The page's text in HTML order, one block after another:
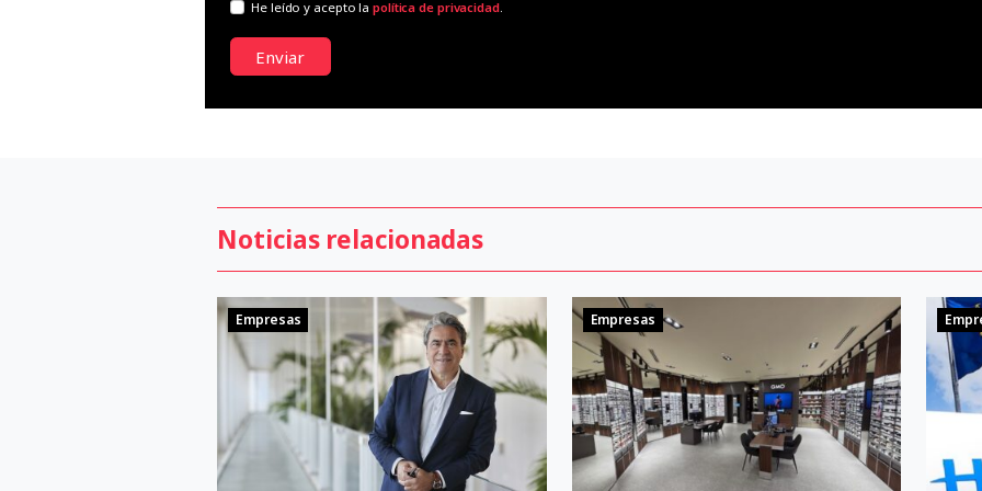
He leído y acepto lapolítica de privacidad.
Enviar
Noticias relacionadas
Empresas Empresas